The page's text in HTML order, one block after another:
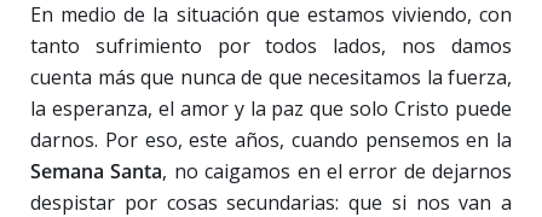
En medio de la situación que estamos viviendo, con
tanto sufrimiento por todos lados, nos damos
cuenta más que nunca de que necesitamos la fuerza,
la esperanza, el amor y la paz que solo Cristo puede
darnos. Por eso, este años, cuando pensemos en la
Semana Santa, no caigamos en el error de dejarnos
despistar por cosas secundarias: que si nos van a